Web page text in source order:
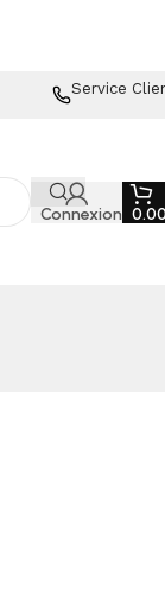
Service
Connexion